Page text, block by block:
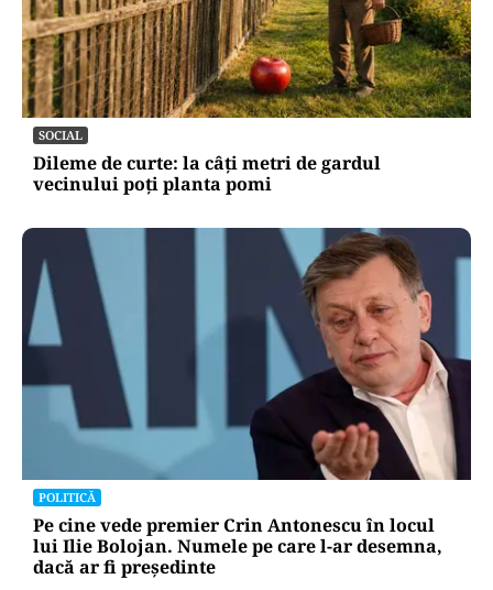
SOCIAL
Dileme de curte: la câți metri de gardul
vecinului poți planta pomi
POLITICĂ
Pe cine vede premier Crin Antonescu în locul
lui Ilie Bolojan. Numele pe care l-ar desemna,
dacă ar fi președinte